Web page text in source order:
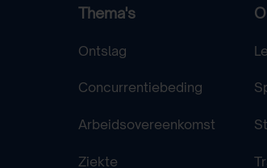
Thema's
Ontslag
Concurrentiebeding
Arbeidsovereenkomst
Ziekte